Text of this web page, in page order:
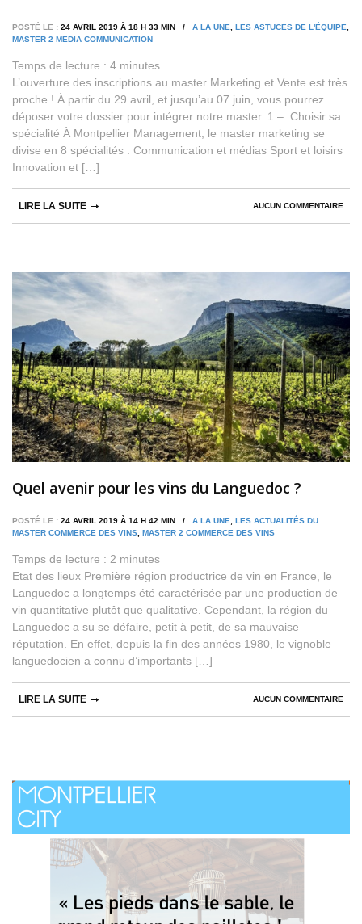
POSTÉ LE : 24 AVRIL 2019 À 18 H 33 MIN / A LA UNE, LES ASTUCES DE L'ÉQUIPE,
MASTER 2 MEDIA COMMUNICATION
Temps de lecture : 4 minutes
L’ouverture des inscriptions au master Marketing et Vente est très
proche ! À partir du 29 avril, et jusqu’au 07 juin, vous pourrez
déposer votre dossier pour intégrer notre master. 1 – Choisir sa
spécialité À Montpellier Management, le master marketing se
divise en 8 spécialités : Communication et médias Sport et loisirs
Innovation et […]
AUCUN COMMENTAIRE
LIRE LA SUITE
Quel avenir pour les vins du Languedoc ?
POSTÉ LE : 24 AVRIL 2019 À 14 H 42 MIN / A LA UNE, LES ACTUALITÉS DU
MASTER COMMERCE DES VINS, MASTER 2 COMMERCE DES VINS
Temps de lecture : 2 minutes
Etat des lieux Première région productrice de vin en France, le
Languedoc a longtemps été caractérisée par une production de
vin quantitative plutôt que qualitative. Cependant, la région du
Languedoc a su se défaire, petit à petit, de sa mauvaise
réputation. En effet, depuis la fin des années 1980, le vignoble
languedocien a connu d’importants […]
AUCUN COMMENTAIRE
LIRE LA SUITE